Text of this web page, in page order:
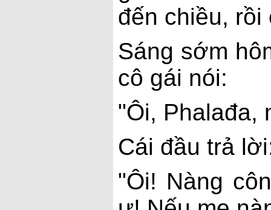
đến chiều, rồi
Sáng sớm
cô gái nói:
"Ôi, Phalađa,
Cái đầu trả
"Ôi! Nàng